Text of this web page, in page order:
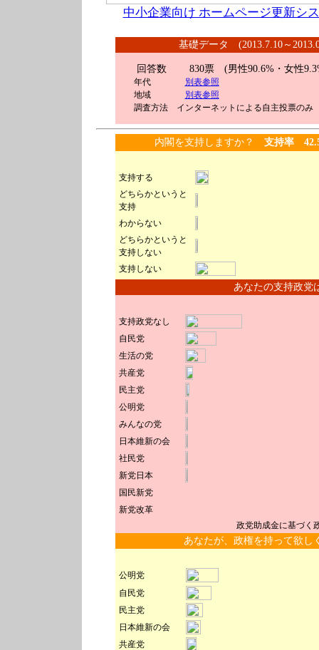
中小企業向け ホームページ更新シ
基礎データ (2013.7.10～
回答数 830票 (男性90.6%・女性
年代
別表参照
地域
別表参照
調査方法 インターネットによる自主投票のみ
内閣を支持しますか？ 支持率
支持する
どちらかというと
支持
わからない
どちらかというと
支持しない
支持しない
あなたの支持政党
支持政党なし
自民党
生活の党
共産党
民主党
公明党
みんなの党
日本維新の会
社民党
新党日本
国民新党
新党改革
政党助成金に基づく
あなたが、政権を持って欲し
公明党
自民党
民主党
日本維新の会
共産党